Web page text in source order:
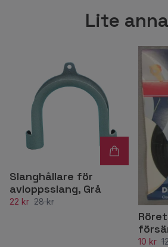
Lite
Slanghållare för
avloppsslang, Grå
22 kr 28 kr
10 kr